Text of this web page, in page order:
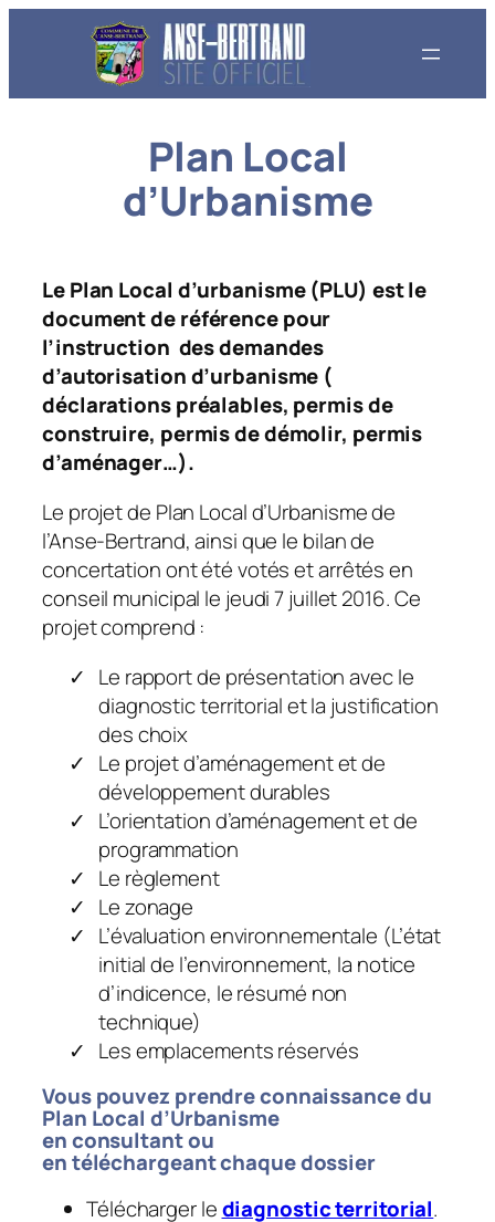
Plan Local
d’Urbanisme
Le Plan Local d’urbanisme (PLU) est le
document de référence pour
l’instruction des demandes
d’autorisation d’urbanisme (
déclarations préalables, permis de
construire, permis de démolir, permis
d’aménager…).
Le projet de Plan Local d’Urbanisme de
l’Anse-Bertrand, ainsi que le bilan de
concertation ont été votés et arrêtés en
conseil municipal le jeudi 7 juillet 2016. Ce
projet comprend :
Le rapport de présentation avec le
diagnostic territorial et la justification
des choix
Le projet d’aménagement et de
développement durables
L’orientation d’aménagement et de
programmation
Le règlement
Le zonage
L’évaluation environnementale (L’état
initial de l’environnement, la notice
d’indicence, le résumé non
technique)
Les emplacements réservés
Vous pouvez prendre connaissance du
Plan Local d’Urbanisme
enconsultantou
entéléchargeantchaque dossier
Télécharger lediagnostic territorial.​